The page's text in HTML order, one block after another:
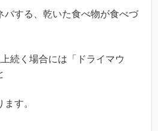
バする、乾いた食べ物が食べづ
続く場合には「ドライマウ
ます。